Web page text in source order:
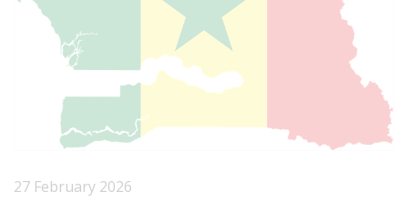
27 February 2026